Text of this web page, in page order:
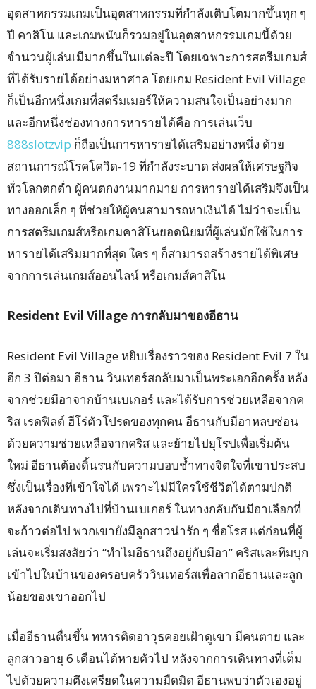
อุตสาหกรรมเกมเป็นอุตสาหกรรมที่กำลังเติบโตมากขึ้นทุก ๆ
ปี คาสิโน และเกมพนันก็รวมอยู่ในอุตสาหกรรมเกมนี้ด้วย
จำนวนผู้เล่นเมีมากขึ้นในแต่ละปี โดยเฉพาะการสตรีมเกมส์
ที่ได้รับรายได้อย่างมหาศาล โดยเกม Resident Evil Village
ก็เป็นอีกหนึ่งเกมที่สตรีมเมอร์ให้ความสนใจเป็นอย่างมาก
และอีกหนึ่งช่องทางการหารายได้คือ การเล่นเว็บ
888slotzvip ก็ถือเป็นการหารายได้เสริมอย่างหนึ่ง ด้วย
สถานการณ์โรคโควิด-19 ที่กำลังระบาด ส่งผลให้เศรษฐกิจ
ทั่วโลกตกต่ำ ผู้คนตกงานมากมาย การหารายได้เสริมจึงเป็น
ทางออกเล็ก ๆ ที่ช่วยให้ผู้คนสามารถหาเงินได้ ไม่ว่าจะเป็น
การสตรีมเกมส์หรือเกมคาสิโนยอดนิยมที่ผู้เล่นมักใช้ในการ
หารายได้เสริมมากที่สุด ใคร ๆ ก็สามารถสร้างรายได้พิเศษ
จากการเล่นเกมส์ออนไลน์ หรือเกมส์คาสิโน
Resident Evil Village การกลับมาของอีธาน
Resident Evil Village หยิบเรื่องราวของ Resident Evil 7 ใน
อีก 3 ปีต่อมา อีธาน วินเทอร์สกลับมาเป็นพระเอกอีกครั้ง หลัง
จากช่วยมีอาจากบ้านเบเกอร์ และได้รับการช่วยเหลือจากค
ริส เรดฟิลด์ ฮีโร่ตัวโปรดของทุกคน อีธานกับมีอาหลบซ่อน
ด้วยความช่วยเหลือจากคริส และย้ายไปยุโรปเพื่อเริ่มต้น
ใหม่ อีธานต้องดิ้นรนกับความบอบช้ำทางจิตใจที่เขาประสบ
ซึ่งเป็นเรื่องที่เข้าใจได้ เพราะไม่มีใครใช้ชีวิตได้ตามปกติ
หลังจากเดินทางไปที่บ้านเบเกอร์ ในทางกลับกันมีอาเลือกที่
จะก้าวต่อไป พวกเขายังมีลูกสาวน่ารัก ๆ ชื่อโรส แต่ก่อนที่ผู้
เล่นจะเริ่มสงสัยว่า “ทำไมอีธานถึงอยู่กับมีอา” คริสและทีมบุก
เข้าไปในบ้านของครอบครัววินเทอร์สเพื่อลากอีธานและลูก
น้อยของเขาออกไป
เมื่ออีธานตื่นขึ้น ทหารติดอาวุธคอยเฝ้าดูเขา มีคนตาย และ
ลูกสาวอายุ 6 เดือนได้หายตัวไป หลังจากการเดินทางที่เต็ม
ไปด้วยความตึงเครียดในความมืดมิด อีธานพบว่าตัวเองอยู่